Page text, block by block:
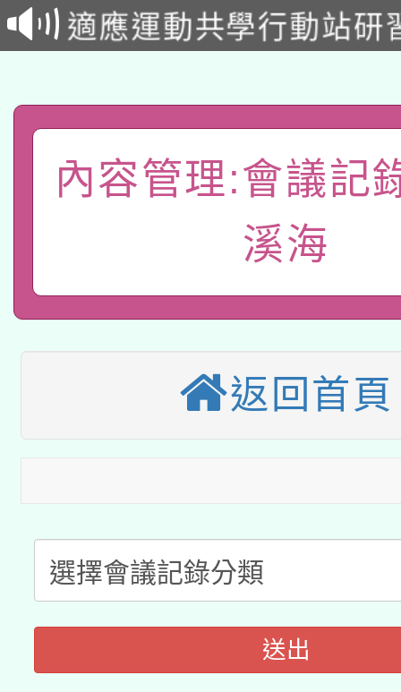
招甄選結果公告(無人
適應運動共學行動站研
暨閱讀推動專業研習
科技賦能─人工智慧
礎課程
A3數位素養講師名單
「數位內容與教學軟體
有關大陸委員會函釋公
薪期間赴陸應申請許可
轉知經濟部水利署委託
用水績優單位及節水達
動」
桃園市孔廟祈福系列
開 智慧啟航」
2026年桃園地景藝術
本校115學年度第2次
適應運動共學行動站研
本館辦理115年度閱讀
暨閱讀推動專業研習
科技賦能─人工智慧
礎課程
A3數位素養講師名單
「數位內容與教學軟
內容管理:會議記
溪海
返回首頁
送出